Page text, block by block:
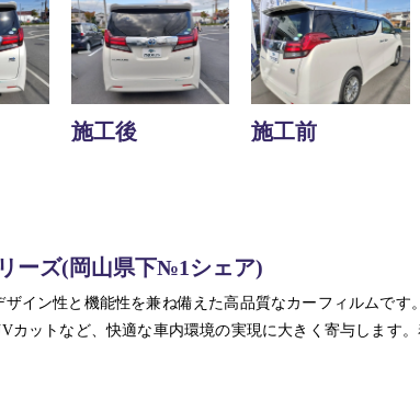
施工後 施工前
ーズ(岡山県下№1シェア)
イン性と機能性を兼ね備えた高品質なカーフィルムです
カットなど、快適な車内環境の実現に大きく寄与します